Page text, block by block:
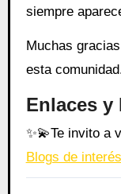
siempre
Muchas
esta
Enlaces y
✨💫Te invito a
Blogs de interés